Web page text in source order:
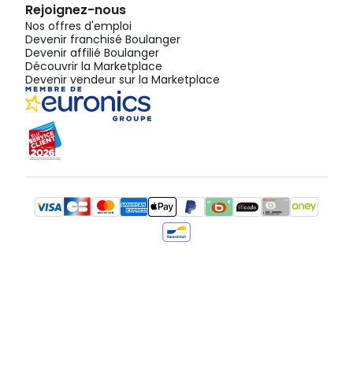
Rejoignez-nous
Nos offres d'emploi
Devenir franchisé Boulanger
Devenir affilié Boulanger
Découvrir la Marketplace
Devenir vendeur sur la Marketplace